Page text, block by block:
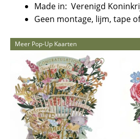
Made in: Verenigd
Geen montage, lijm, tape
Meer Pop-Up Kaarten